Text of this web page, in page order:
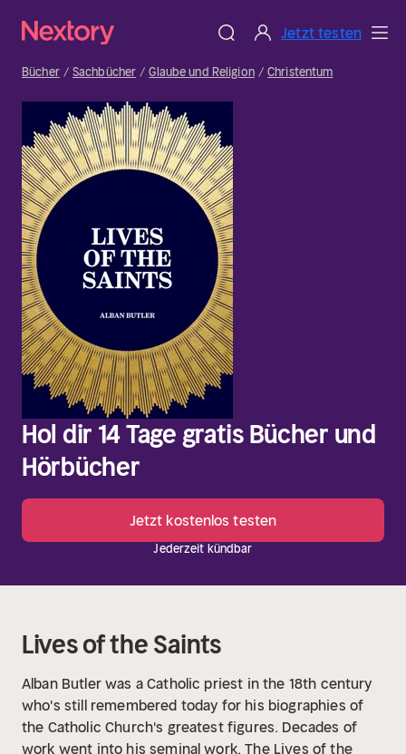
Jetzt testen
Bücher Sachbücher Glaube und Religion Christentum
Hol dir 14 Tage gratis Bücher und
Hörbücher
Jetzt kostenlos testen
Jederzeit kündbar
Lives of the Saints
Alban Butler was a Catholic priest in the 18th century
who's still remembered today for his biographies of
the Catholic Church's greatest figures. Decades of
work went into his seminal work, The Lives of the